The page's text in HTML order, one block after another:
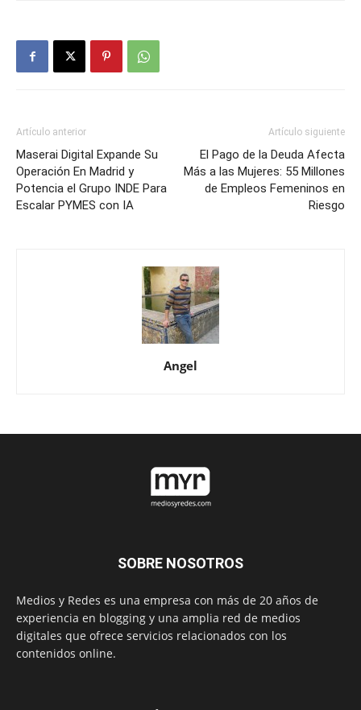
Artículo anterior
Maserai Digital Expande Su
Operación En Madrid y
Potencia el Grupo INDE Para
Escalar PYMES con IA
Artículo siguiente
El Pago de la Deuda Afecta
Más a las Mujeres: 55 Millones
de Empleos Femeninos en
Riesgo
Angel
SOBRE NOSOTROS
Medios y Redes es una empresa con más de 20 años de
experiencia en blogging y una amplia red de medios
digitales que ofrece servicios relacionados con los
contenidos online.